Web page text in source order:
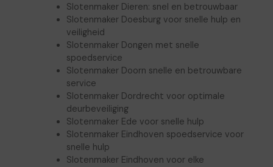
Slotenmaker Dieren: snel en betrouwbaar
Slotenmaker Doesburg voor snelle hulp en
veiligheid
Slotenmaker Dongen met snelle
spoedservice
Slotenmaker Doorn snelle en betrouwbare
service
Slotenmaker Dordrecht voor optimale
deurbeveiliging
Slotenmaker Ede voor snelle hulp
Slotenmaker Eindhoven spoedservice voor
snelle hulp
Slotenmaker Eindhoven voor elke